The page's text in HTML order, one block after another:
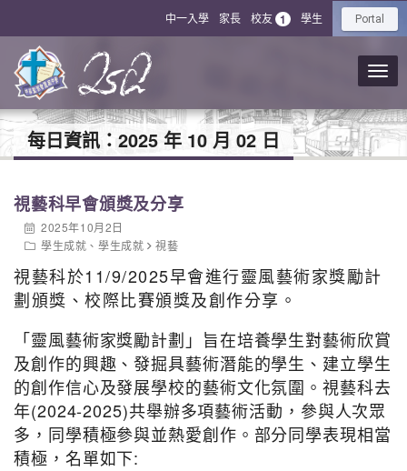
中一入學 家長 校友 1 學生 Portal
每日資訊： 2025 年 10 月 02 日
視藝科早會頒獎及分享
2025年10月2日
學生成就 、學生成就 視藝
視藝科於11/9/2025早會進行靈風藝術家獎勵計
劃頒獎、校際比賽頒獎及創作分享。
「靈風藝術家獎勵計劃」旨在培養學生對藝術欣賞
及創作的興趣、發掘具藝術潛能的學生、建立學生
的創作信心及發展學校的藝術文化氛圍。視藝科去
年(2024-2025)共舉辦多項藝術活動，參與人次眾
多，同學積極參與並熱愛創作。部分同學表現相當
積極，名單如下: